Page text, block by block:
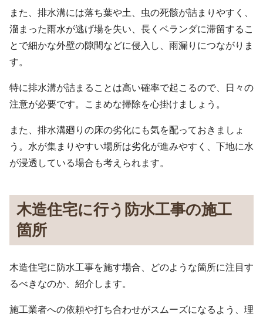
また、排水溝には落ち葉や土、虫の死骸が詰まりやすく、
溜まった雨水が逃げ場を失い、長くベランダに滞留するこ
とで細かな外壁の隙間などに侵入し、雨漏りにつながりま
す。
特に排水溝が詰まることは高い確率で起こるので、日々の
注意が必要です。こまめな掃除を心掛けましょう。
また、排水溝廻りの床の劣化にも気を配っておきましょ
う。水が集まりやすい場所は劣化が進みやすく、下地に水
が浸透している場合も考えられます。
木造住宅に行う防水工事の施工
箇所
木造住宅に防水工事を施す場合、どのような箇所に注目す
るべきなのか、紹介します。
施工業者への依頼や打ち合わせがスムーズになるよう、理